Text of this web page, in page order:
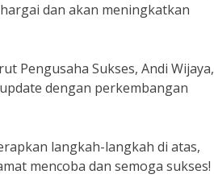
dan akan meningkatkan
Pengusaha Sukses, Andi Wijaya,
dengan perkembangan
langkah-langkah di atas,
mencoba dan semoga sukses!